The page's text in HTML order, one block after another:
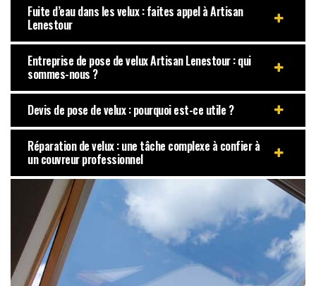
Fuite d’eau dans les velux : faites appel à Artisan
Lenestour
Entreprise de pose de velux Artisan Lenestour : qui
sommes-nous ?
Devis de pose de velux : pourquoi est-ce utile ?
Réparation de velux : une tâche complexe à confier à
un couvreur professionnel